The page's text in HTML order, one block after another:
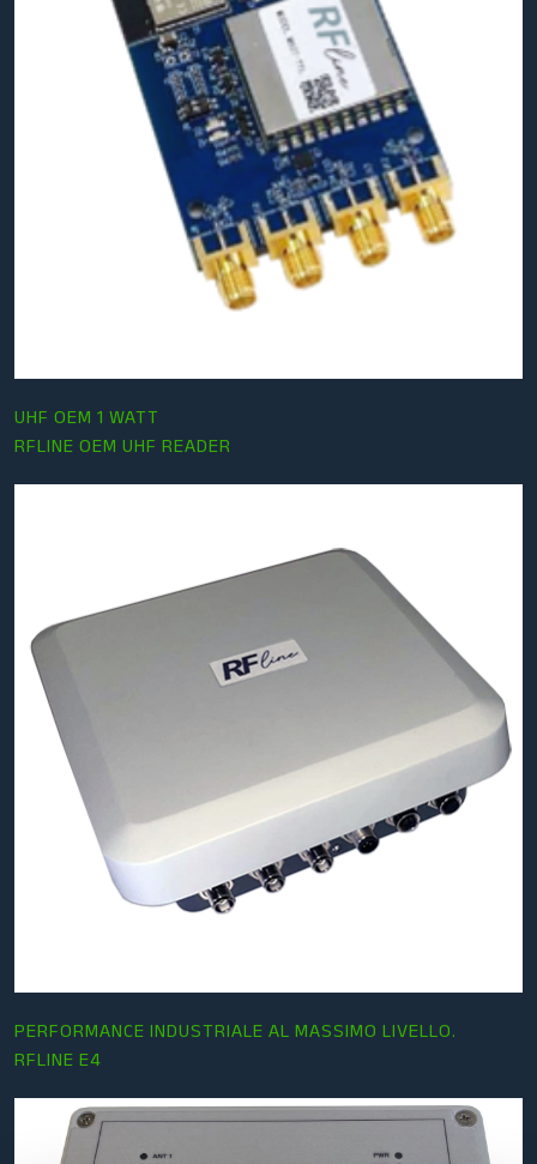
UHF OEM 1 WATT
RFLINE OEM UHF READER
PERFORMANCE INDUSTRIALE AL MASSIMO LIVELLO.
RFLINE E4